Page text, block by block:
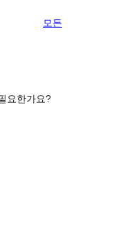
모든
요한가요?